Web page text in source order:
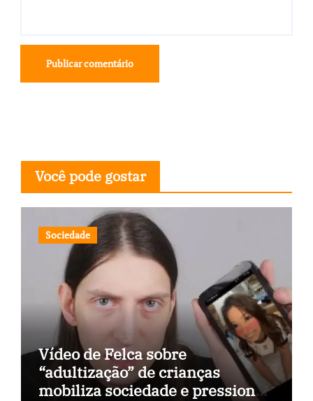
Você pode gostar
Sociedade
Vídeo de Felca sobre
“adultização” de crianças
mobiliza sociedade e pressiona